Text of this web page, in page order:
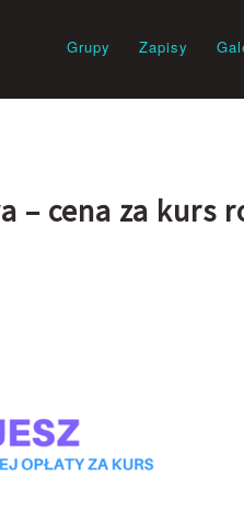
Grupy Zapisy
– cena za kurs